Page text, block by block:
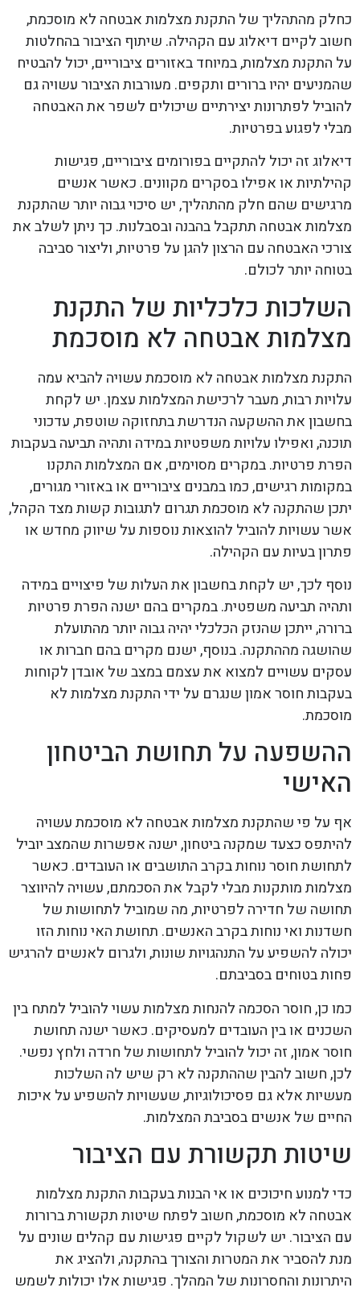
כחלק מהתהליך של התקנת מצלמות אבטחה לא מוסכמת,
חשוב לקיים דיאלוג עם הקהילה. שיתוף הציבור בהחלטות
על התקנת מצלמות, במיוחד באזורים ציבוריים, יכול להבטיח
שהמניעים יהיו ברורים ותקפים. מעורבות הציבור עשויה גם
להוביל לפתרונות יצירתיים שיכולים לשפר את האבטחה
מבלי לפגוע בפרטיות.
דיאלוג זה יכול להתקיים בפורומים ציבוריים, פגישות
קהילתיות או אפילו בסקרים מקוונים. כאשר אנשים
מרגישים שהם חלק מהתהליך, יש סיכוי גבוה יותר שהתקנת
מצלמות אבטחה תתקבל בהבנה ובסבלנות. כך ניתן לשלב את
צורכי האבטחה עם הרצון להגן על פרטיות, וליצור סביבה
בטוחה יותר לכולם.
השלכות כלכליות של התקנת
מצלמות אבטחה לא מוסכמת
התקנת מצלמות אבטחה לא מוסכמת עשויה להביא עמה
עלויות רבות, מעבר לרכישת המצלמות עצמן. יש לקחת
בחשבון את ההשקעה הנדרשת בתחזוקה שוטפת, עדכוני
תוכנה, ואפילו עלויות משפטיות במידה ותהיה תביעה בעקבות
הפרת פרטיות. במקרים מסוימים, אם המצלמות התקנו
במקומות רגישים, כמו במבנים ציבוריים או באזורי מגורים,
יתכן שהתקנה לא מוסכמת תגרום לתגובות קשות מצד הקהל,
אשר עשויות להוביל להוצאות נוספות על שיווק מחדש או
פתרון בעיות עם הקהילה.
נוסף לכך, יש לקחת בחשבון את העלות של פיצויים במידה
ותהיה תביעה משפטית. במקרים בהם ישנה הפרת פרטיות
ברורה, ייתכן שהנזק הכלכלי יהיה גבוה יותר מהתועלת
שהושגה מההתקנה. בנוסף, ישנם מקרים בהם חברות או
עסקים עשויים למצוא את עצמם במצב של אובדן לקוחות
בעקבות חוסר אמון שנגרם על ידי התקנת מצלמות לא
מוסכמת.
ההשפעה על תחושת הביטחון
האישי
אף על פי שהתקנת מצלמות אבטחה לא מוסכמת עשויה
להיתפס כצעד שמקנה ביטחון, ישנה אפשרות שהמצב יוביל
לתחושת חוסר נוחות בקרב התושבים או העובדים. כאשר
מצלמות מותקנות מבלי לקבל את הסכמתם, עשויה להיווצר
תחושה של חדירה לפרטיות, מה שמוביל לתחושות של
חשדנות ואי נוחות בקרב האנשים. תחושת האי נוחות הזו
יכולה להשפיע על התנהגויות שונות, ולגרום לאנשים להרגיש
פחות בטוחים בסביבתם.
כמו כן, חוסר הסכמה להנחות מצלמות עשוי להוביל למתח בין
השכנים או בין העובדים למעסיקים. כאשר ישנה תחושת
חוסר אמון, זה יכול להוביל לתחושות של חרדה ולחץ נפשי.
לכן, חשוב להבין שההתקנה לא רק שיש לה השלכות
מעשיות אלא גם פסיכולוגיות, שעשויות להשפיע על איכות
החיים של אנשים בסביבת המצלמות.
שיטות תקשורת עם הציבור
כדי למנוע חיכוכים או אי הבנות בעקבות התקנת מצלמות
אבטחה לא מוסכמת, חשוב לפתח שיטות תקשורת ברורות
עם הציבור. יש לשקול לקיים פגישות עם קהלים שונים על
מנת להסביר את המטרות והצורך בהתקנה, ולהציג את
היתרונות והחסרונות של המהלך. פגישות אלו יכולות לשמש